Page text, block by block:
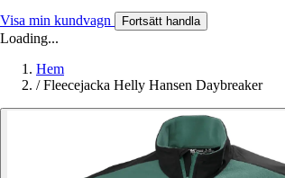
Visa min kundvagn Fortsätt handla
Loading...
Hem
/ Fleecejacka Helly Hansen Daybreaker